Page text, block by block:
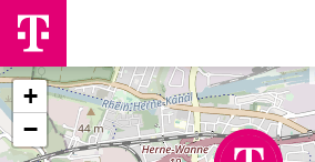
+
−